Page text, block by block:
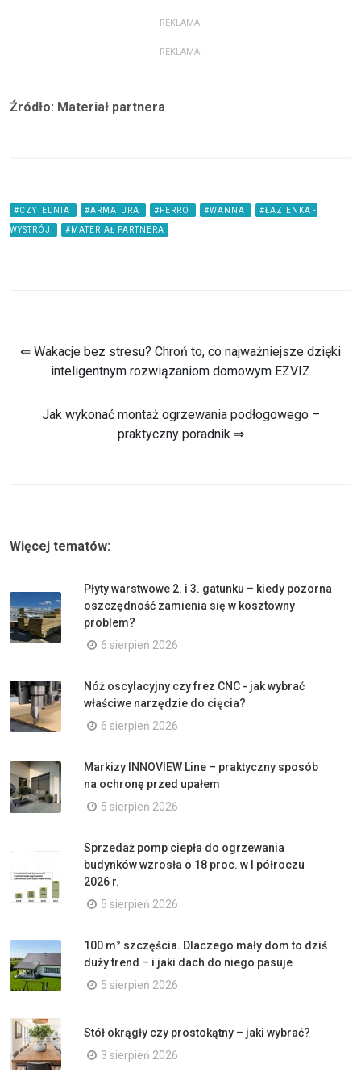
REKLAMA:
REKLAMA:
Źródło: Materiał partnera
#CZYTELNIA #ARMATURA #FERRO #WANNA #ŁAZIENKA -
WYSTRÓJ #MATERIAŁ PARTNERA
⇐ Wakacje bez stresu? Chroń to, co najważniejsze dzięki
inteligentnym rozwiązaniom domowym EZVIZ
Jak wykonać montaż ogrzewania podłogowego –
praktyczny poradnik ⇒
Więcej tematów:
Płyty warstwowe 2. i 3. gatunku – kiedy pozorna
oszczędność zamienia się w kosztowny
problem?
6 sierpień 2026
Nóż oscylacyjny czy frez CNC - jak wybrać
właściwe narzędzie do cięcia?
6 sierpień 2026
Markizy INNOVIEW Line – praktyczny sposób
na ochronę przed upałem
5 sierpień 2026
Sprzedaż pomp ciepła do ogrzewania
budynków wzrosła o 18 proc. w I półroczu
2026 r.
5 sierpień 2026
100 m² szczęścia. Dlaczego mały dom to dziś
duży trend – i jaki dach do niego pasuje
5 sierpień 2026
Stół okrągły czy prostokątny – jaki wybrać?
3 sierpień 2026